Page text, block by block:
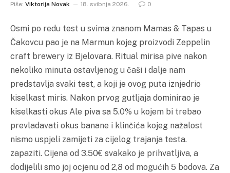
Piše: Viktorija Novak 18. svibnja 2026. 0
Osmi po redu test u svima znanom Mamas & Tapas u
Čakovcu pao je na Marmun kojeg proizvodi Zeppelin
craft brewery iz Bjelovara. Ritual mirisa pive nakon
nekoliko minuta ostavljenog u čaši i dalje nam
predstavlja svaki test, a koji je ovog puta iznjedrio
kiselkast miris. Nakon prvog gutljaja dominirao je
kiselkasti okus Ale piva sa 5.0% u kojem bi trebao
prevladavati okus banane i klinčića kojeg nažalost
nismo uspjeli zamijeti za cijelog trajanja testa.
zapaziti. Cijena od 3.50€ svakako je prihvatljiva, a
dodijelili smo joj ocjenu od 2,8 od mogućih 5 bodova. Za